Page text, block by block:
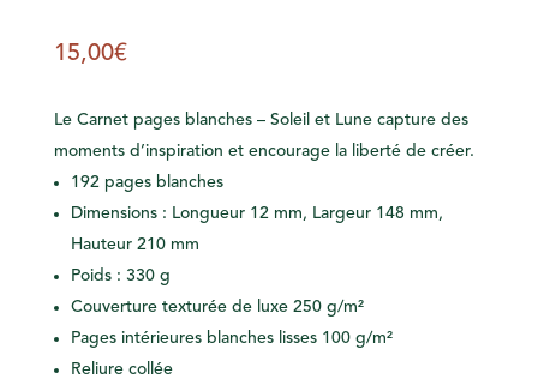
15,00€
Le Carnet pages blanches – Soleil et Lune capture des
moments d’inspiration et encourage la liberté de créer.
192 pages blanches
Dimensions : Longueur 12 mm, Largeur 148 mm,
Hauteur 210 mm
Poids : 330 g
Couverture texturée de luxe 250 g/m²
Pages intérieures blanches lisses 100 g/m²
Reliure collée